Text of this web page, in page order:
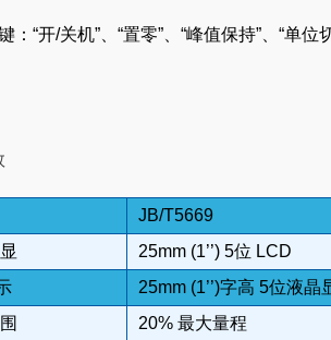
“开/关机”、“置零”、“峰值保持”、“单位
JB/T5669
25mm (1’’) 5位 LCD
25mm (1’’)字高 5位液
20% 最大量程